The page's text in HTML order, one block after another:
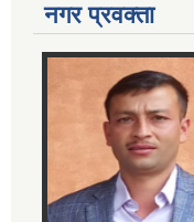
नगर प्रवक्ता